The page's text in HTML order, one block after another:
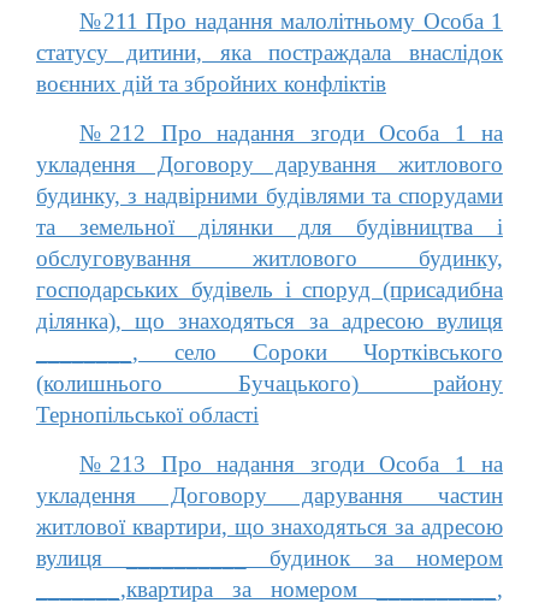
№211 Про надання малолітньому Особа 1
статусу дитини, яка постраждала внаслідок
воєнних дій та збройних конфліктів
№212 Про надання згоди Особа 1 на
укладення Договору дарування житлового
будинку, з надвірними будівлями та спорудами
та земельної ділянки для будівництва і
обслуговування житлового будинку,
господарських будівель і споруд (присадибна
ділянка), що знаходяться за адресою вулиця
________, село Сороки Чортківського
(колишнього Бучацького) району
Тернопільської області
№213 Про надання згоди Особа 1 на
укладення Договору дарування частин
житлової квартири, що знаходяться за адресою
вулиця __________ будинок за номером
_______,квартира за номером __________,